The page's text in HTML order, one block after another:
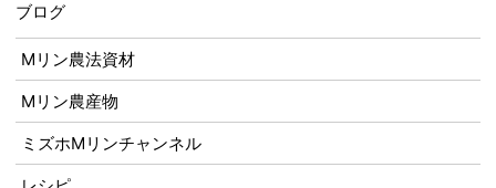
ブログ
Mリン農法資材
Mリン農産物
ミズホMリンチャンネル